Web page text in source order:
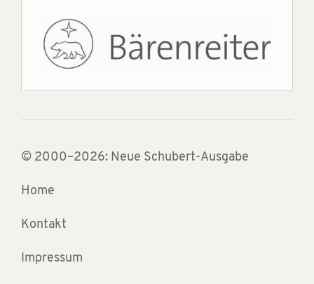
© 2000–2026: Neue Schubert-Ausgabe
Home
Kontakt
Impressum